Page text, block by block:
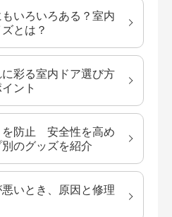
いろいろある？室内
とは？
彩る室内ドア選び方
ント
を防止 安全性を高め
のグッズを紹介
いとき、原因と修理